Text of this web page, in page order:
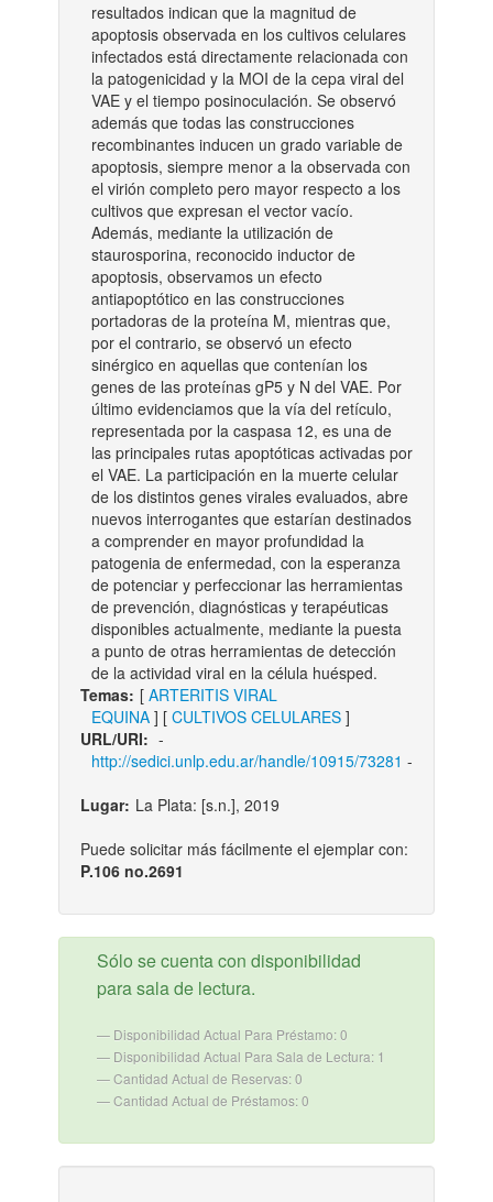
resultados indican que la magnitud de
apoptosis observada en los cultivos celulares
infectados está directamente relacionada con
la patogenicidad y la MOI de la cepa viral del
VAE y el tiempo posinoculación. Se observó
además que todas las construcciones
recombinantes inducen un grado variable de
apoptosis, siempre menor a la observada con
el virión completo pero mayor respecto a los
cultivos que expresan el vector vacío.
Además, mediante la utilización de
staurosporina, reconocido inductor de
apoptosis, observamos un efecto
antiapoptótico en las construcciones
portadoras de la proteína M, mientras que,
por el contrario, se observó un efecto
sinérgico en aquellas que contenían los
genes de las proteínas gP5 y N del VAE. Por
último evidenciamos que la vía del retículo,
representada por la caspasa 12, es una de
las principales rutas apoptóticas activadas por
el VAE. La participación en la muerte celular
de los distintos genes virales evaluados, abre
nuevos interrogantes que estarían destinados
a comprender en mayor profundidad la
patogenia de enfermedad, con la esperanza
de potenciar y perfeccionar las herramientas
de prevención, diagnósticas y terapéuticas
disponibles actualmente, mediante la puesta
a punto de otras herramientas de detección
de la actividad viral en la célula huésped.
Temas: [ ARTERITIS VIRAL
EQUINA] [ CULTIVOS CELULARES]
URL/URI: -
http://sedici.unlp.edu.ar/handle/10915/73281 -
Lugar: La Plata: [s.n.], 2019
Puede solicitar más fácilmente el ejemplar con:
P.106 no.2691
Sólo se cuenta con disponibilidad
para sala de lectura.
Disponibilidad Actual Para Préstamo: 0
Disponibilidad Actual Para Sala de Lectura: 1
Cantidad Actual de Reservas: 0
Cantidad Actual de Préstamos: 0